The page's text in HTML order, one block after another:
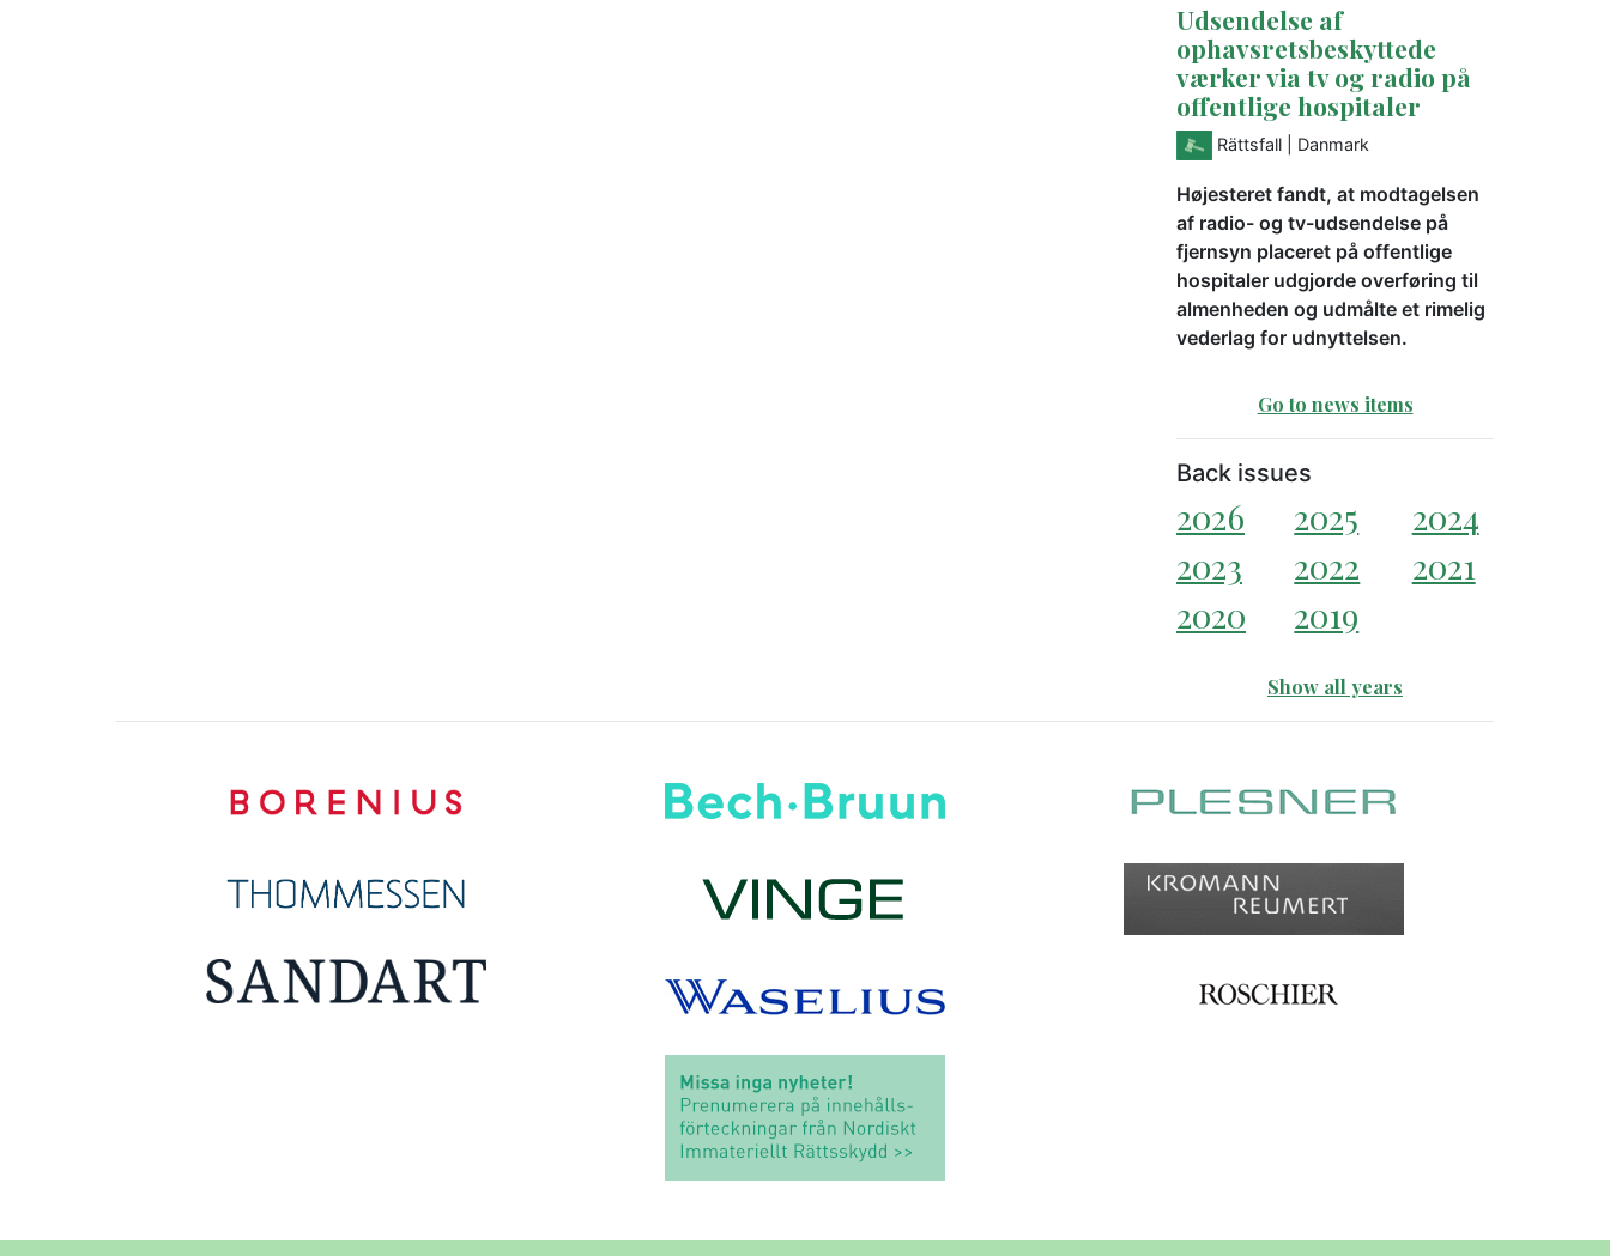
Udsendelse af
ophavsretsbeskyttede
værker via tv og radio på
offentlige hospitaler
Rättsfall | Danmark
Højesteret fandt, at modtagelsen
af radio- og tv-udsendelse på
fjernsyn placeret på offentlige
hospitaler udgjorde overføring til
almenheden og udmålte et rimelig
vederlag for udnyttelsen.
Go to news items
Back issues
2026 2025
2024
2023
2022
2021
2020
2019
Show all years